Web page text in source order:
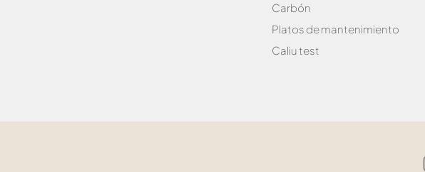
Carbón
Platos de mantenimiento
Caliu test